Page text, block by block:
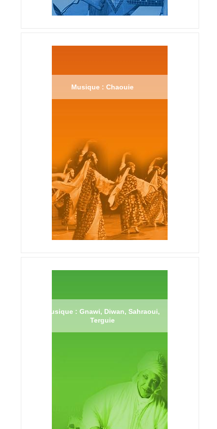
Musique : Chaouie
Musique : Gnawi, Diwan, Sahraoui,
Terguie